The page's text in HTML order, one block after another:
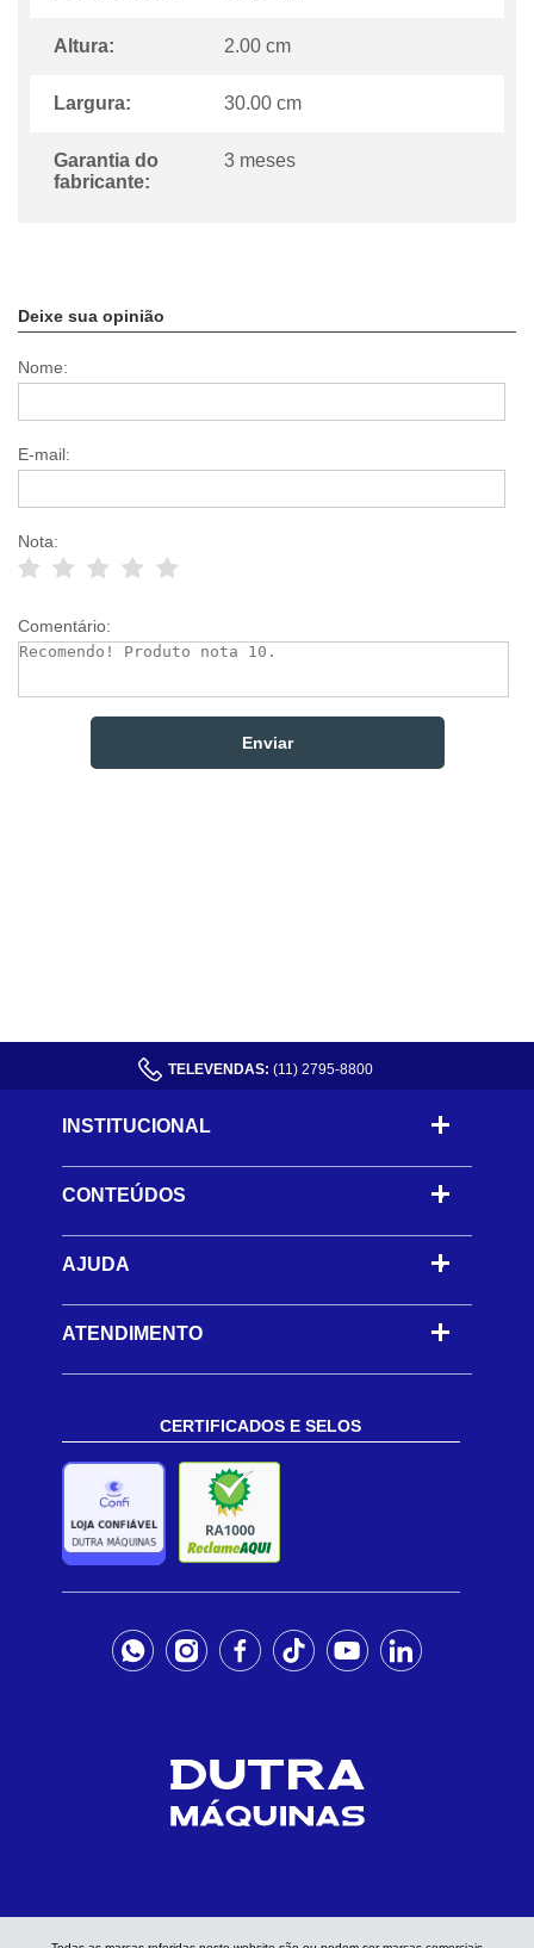
Altura: 2.00 cm
Largura: 30.00 cm
Garantia do
fabricante:
3 meses
Deixe sua opinião
Nome:
E-mail:
Nota:
Comentário:
TELEVENDAS: (11) 2795-8800
INSTITUCIONAL
CONTEÚDOS -
AJUDA -
ATENDIMENTO
CERTIFICADOS E SELOS